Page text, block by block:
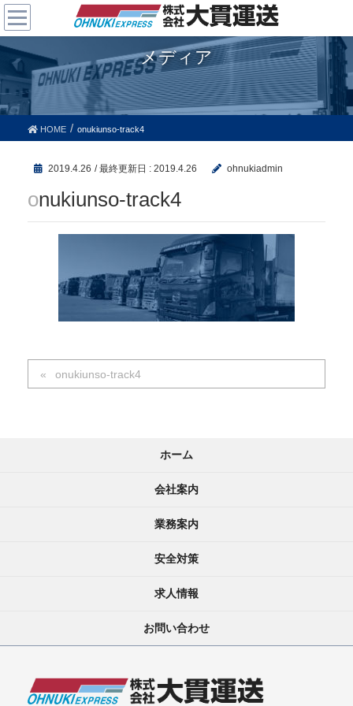
メディア
HOME onukiunso-track4
2019.4.26 / 最終更新日 : 2019.4.26 ohnukiadmin
onukiunso-track4
onukiunso-track4
ホーム
会社案内
業務案内
安全対策
求人情報
お問い合わせ